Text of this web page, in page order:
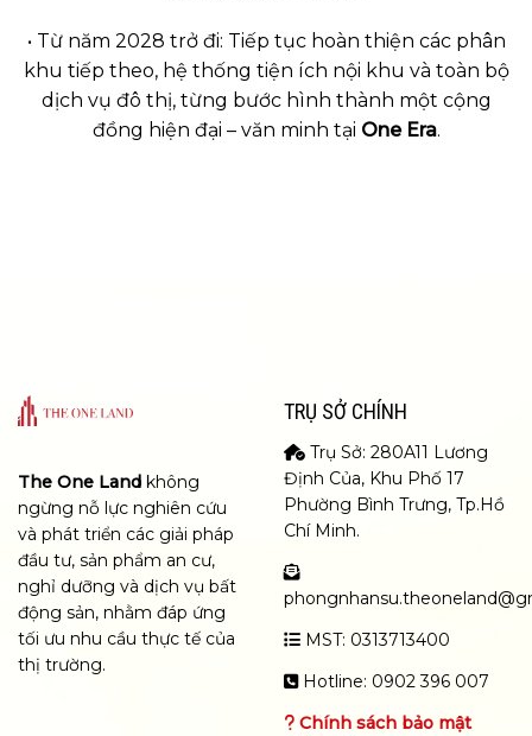
• Từ năm 2028 trở đi: Tiếp tục hoàn thiện các phân
khu tiếp theo, hệ thống tiện ích nội khu và toàn bộ
dịch vụ đô thị, từng bước hình thành một cộng
đồng hiện đại – văn minh tại One Era.
The One Land không
ngừng nỗ lực nghiên cứu
và phát triển các giải pháp
đầu tư, sản phẩm an cư,
nghỉ dưỡng và dịch vụ bất
động sản, nhằm đáp ứng
tối ưu nhu cầu thực tế của
thị trường.
TRỤ SỞ CHÍNH
Trụ Sở: 280A11 Lương
Định Của, Khu Phố 17
Phường Bình Trưng, Tp.Hồ
Chí Minh.
MST: 0313713400
Hotline: 0902 396 007
Chính sách bảo mật